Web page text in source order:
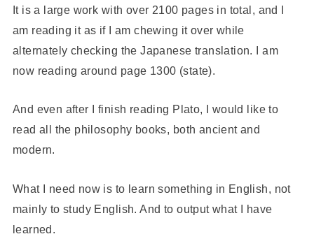
It is a large work with over 2100 pages in total, and I
am reading it as if I am chewing it over while
alternately checking the Japanese translation. I am
now reading around page 1300 (state).
And even after I finish reading Plato, I would like to
read all the philosophy books, both ancient and
modern.
What I need now is to learn something in English, not
mainly to study English. And to output what I have
learned.